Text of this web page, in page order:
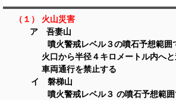
（１） 火山災害
ア 吾妻山
噴火警戒レベル３の噴石予想範囲
火口から半径４キロメートル内へと
車両通行を禁止する
イ 磐梯山
噴火警戒レベル３ の噴石予想範囲